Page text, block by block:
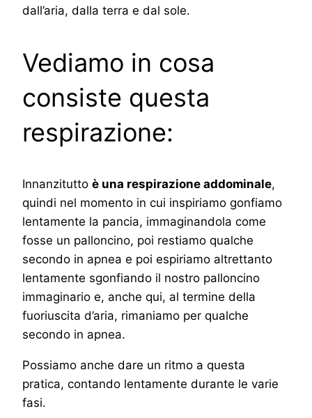
dall’aria, dalla terra e dal sole.
Vediamo in cosa
consiste questa
respirazione:
Innanzitutto è una respirazione addominale,
quindi nel momento in cui inspiriamo gonfiamo
lentamente la pancia, immaginandola come
fosse un palloncino, poi restiamo qualche
secondo in apnea e poi espiriamo altrettanto
lentamente sgonfiando il nostro palloncino
immaginario e, anche qui, al termine della
fuoriuscita d’aria, rimaniamo per qualche
secondo in apnea.
Possiamo anche dare un ritmo a questa
pratica, contando lentamente durante le varie
fasi.